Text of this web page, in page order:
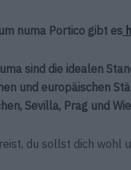
numa Portico gibt es
sind die idealen
und europäischen
Sevilla, Prag und
du sollst dich wohl